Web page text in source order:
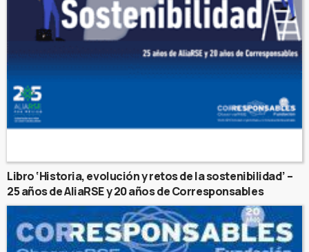
Libro ‘Historia, evolución y retos de la sostenibilidad’ –
25 años de AliaRSE y 20 años de Corresponsables